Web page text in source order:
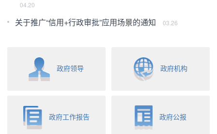
04.20
关于推广“信用+行政审批”应用场景的通知 03.26
政府领导 政府机构
政府工作报告 政府公报